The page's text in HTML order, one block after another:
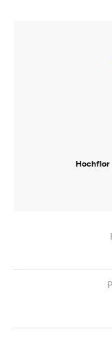
Hochflor